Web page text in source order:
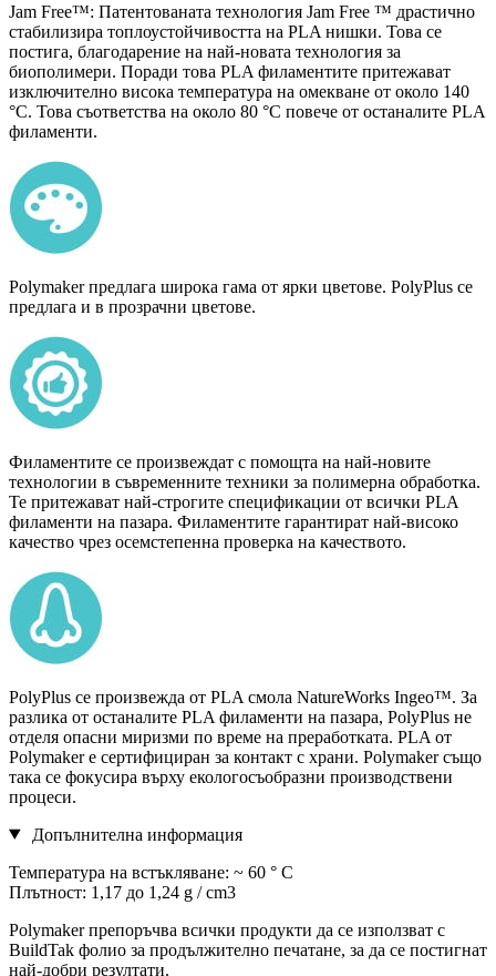
Jam Free™: Патентованата технология Jam Free ™ драстично
стабилизира топлоустойчивостта на PLA нишки. Това се
постига, благодарение на най-новата технология за
биополимери. Поради това PLA филаментите притежават
изключително висока температура на омекване от около 140
°С. Това съответства на около 80 °C повече от останалите PLA
филаменти.
Polymaker предлага широка гама от ярки цветове. PolyPlus се
предлага и в прозрачни цветове.
Филаментите се произвеждат с помощта на най-новите
технологии в съвременните техники за полимерна обработка.
Те притежават най-строгите спецификации от всички PLA
филаменти на пазара. Филаментите гарантират най-високо
качество чрез осемстепенна проверка на качеството.
PolyPlus се произвежда от PLA смола NatureWorks Ingeo™. За
разлика от останалите PLA филаменти на пазара, PolyPlus не
отделя опасни миризми по време на преработката. PLA от
Polymaker е сертифициран за контакт с храни. Polymaker също
така се фокусира върху екологосъобразни производствени
процеси.
Допълнителна информация
Температура на встъкляване: ~ 60 ° C
Плътност: 1,17 до 1,24 g / cm3
Polymaker препоръчва всички продукти да се използват с
BuildTak фолио за продължително печатане, за да се постигнат
най-добри резултати.